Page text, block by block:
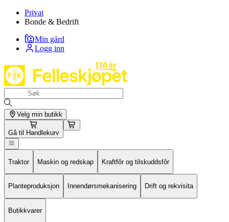
Privat
Bonde & Bedrift
Min gård
Logg inn
Velg min butikk
Gå til Handlekurv
Traktor Maskin og redskap Kraftfôr og tilskuddsfôr
Planteproduksjon Innendørsmekanisering Drift og rekvisita
Butikkvarer